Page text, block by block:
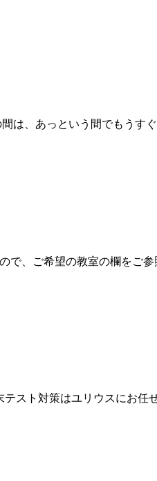
は、あっという間でもうす
、ご希望の教室の欄をご
スト対策はユリウスにお